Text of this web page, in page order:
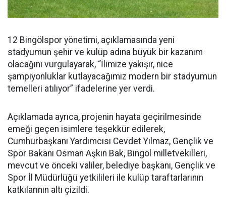
12 Bingölspor yönetimi, açıklamasında yeni
stadyumun şehir ve kulüp adına büyük bir kazanım
olacağını vurgulayarak, “İlimize yakışır, nice
şampiyonluklar kutlayacağımız modern bir stadyumun
temelleri atılıyor” ifadelerine yer verdi.
Açıklamada ayrıca, projenin hayata geçirilmesinde
emeği geçen isimlere teşekkür edilerek,
Cumhurbaşkanı Yardımcısı Cevdet Yılmaz, Gençlik ve
Spor Bakanı Osman Aşkın Bak, Bingöl milletvekilleri,
mevcut ve önceki valiler, belediye başkanı, Gençlik ve
Spor İl Müdürlüğü yetkilileri ile kulüp taraftarlarının
katkılarının altı çizildi.